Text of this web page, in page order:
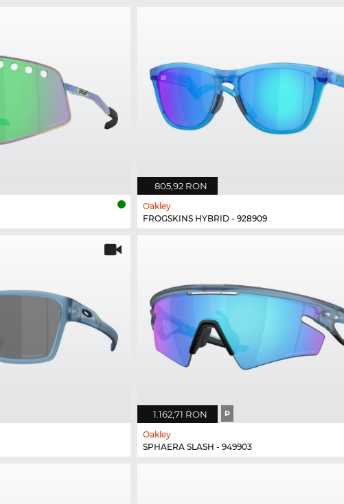
805,92 RON
Oakley
FROGSKINS HYBRID - 928909
1.162,71 RON P
Oakley
SPHAERA SLASH - 949903